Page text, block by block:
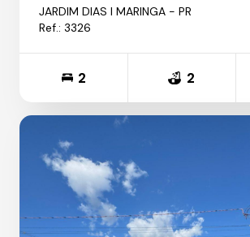
JARDIM DIAS I MARINGA - PR
Ref.: 3326
2 2